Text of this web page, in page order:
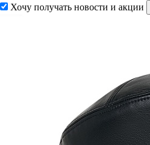
Хочу получать новости и акции